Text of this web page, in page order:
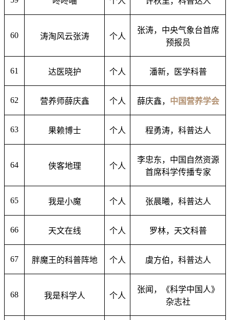
60 涛淘风云张涛 个人
张涛，中央气象台首席
预报员
61 达医晓护 个人 潘新，医学科普
62 营养师薛庆鑫 个人 薛庆鑫， 中国营养学会
63 果赖博士 个人 程勇涛，科普达人
64 侠客地理 个人
李忠东，中国自然资源
首席科学传播专家
65 我是小魔 个人 张晨曦，科普达人
66 天文在线 个人 罗林，天文科普
67 胖魔王的科普阵地 个人 虞方伯，科普达人
68 我是科学人 个人
张闻，《科学中国人》
杂志社